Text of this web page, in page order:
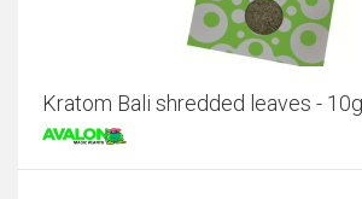
Kratom Bali shredded leaves - 10g